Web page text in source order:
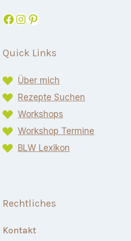
Facebook
Instagram
Pinterest
Quick Links
Über mich
Rezepte Suchen
Workshops
Workshop Termine
BLW Lexikon​
Rechtliches
Kontakt